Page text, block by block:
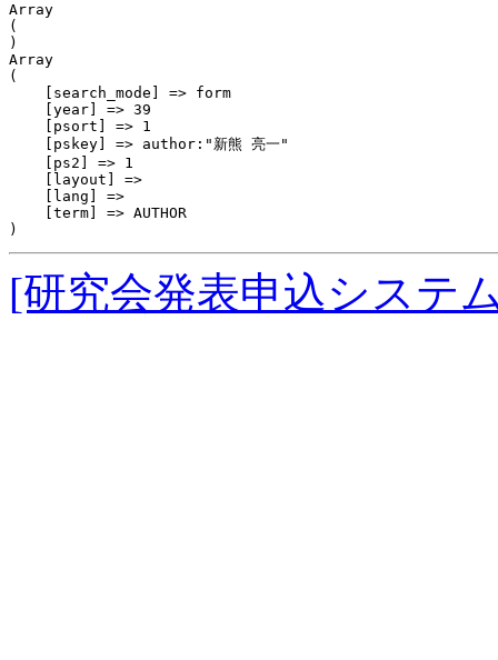
Array
(
)
Array
(
    [search_mode] => form
    [year] => 39
    [psort] => 1
    [pskey] => author:"新熊 亮一"
    [ps2] => 1
    [layout] =>
    [lang] =>
    [term] => AUTHOR
[研究会発表申込システ